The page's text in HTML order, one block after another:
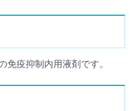
免疫抑制内用液剤です。